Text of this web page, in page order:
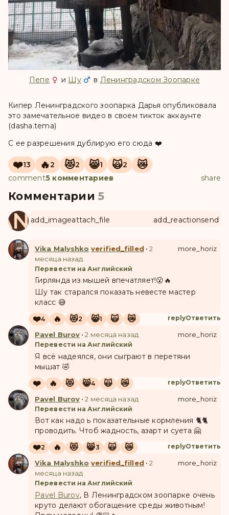
Пепе и Шу в Ленинградском Зоопарке
Кипер Ленинградского зоопарка Дарья опубликовала
это замечательное видео в своем тикток аккаунте
(dasha.tema)
С ее разрешения дублирую его сюда ❤️
❤️13 🔥2 😻2 😸1 🙀2 😿
comment5 комментариев share
Комментарии 5
add_imageattach_file add_reactionsend
Vika Malyshko verified_filled •2
месяца назад
Перевести на Английский
more_horiz
Гирлянда из мышей впечатляет!😮🔥
Шу так старался показать невесте мастер
класс 😅
❤️4 🔥 😻2 😸1 🙀 😿 replyОтветить
Pavel Burov •2 месяца назад
Перевести на Английский
more_horiz
Я всё надеялся, они сыграют в перетяни
мышат 🤣
❤️ 🔥 😻 😸4 🙀 😿 replyОтветить
Pavel Burov •2 месяца назад
Перевести на Английский
more_horiz
Вот как надо ь показательные кормления 🐈🐈
проводить. Чтоб жадность, азарт и суета 🤗
❤️2 🔥 😻 😸3 🙀 😿 replyОтветить
Vika Malyshko verified_filled •2
месяца назад
Перевести на Английский
more_horiz
Pavel Burov, В Ленинградском зоопарке очень
круто делают обогащение среды животным!